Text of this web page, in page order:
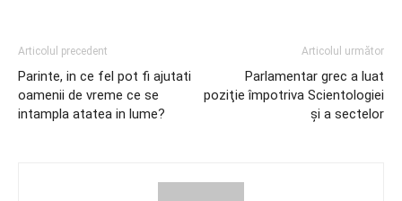
Articolul precedent
Parinte, in ce fel pot fi ajutati
oamenii de vreme ce se
intampla atatea in lume?
Articolul următor
Parlamentar grec a luat
poziţie împotriva Scientologiei
şi a sectelor